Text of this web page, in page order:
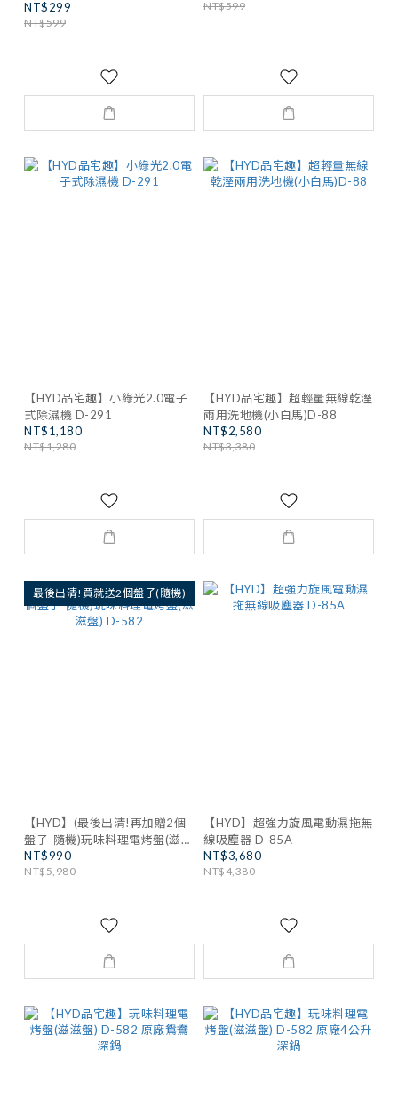
NT$299
NT$599
NT$599
【HYD品宅趣】小綠光2.0電子
式除濕機 D-291
NT$1,180
NT$1,280
【HYD品宅趣】超輕量無線乾溼
兩用洗地機(小白馬)D-88
NT$2,580
NT$3,380
最後出清!買就送2個盤子(隨機)
【HYD】(最後出清!再加贈2個
盤子-隨機)玩味料理電烤盤(滋滋
盤) D-582
NT$990
NT$5,980
【HYD】超強力旋風電動濕拖無
線吸塵器 D-85A
NT$3,680
NT$4,380